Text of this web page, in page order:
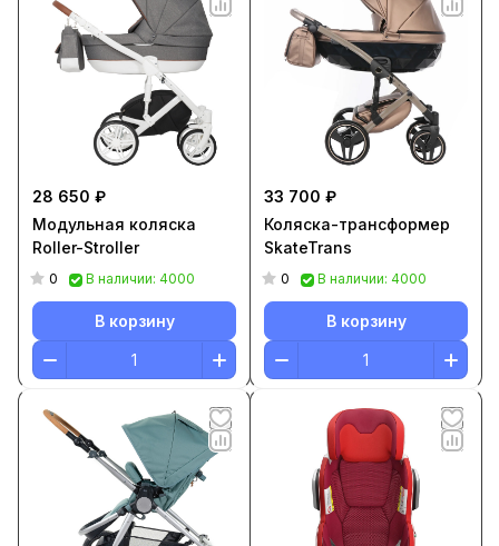
28 650 ₽
Модульная коляска
Roller-Stroller
0 В наличии: 4000
В корзину
33 700 ₽
Коляска-трансформер
SkateTrans
0 В наличии: 4000
В корзину